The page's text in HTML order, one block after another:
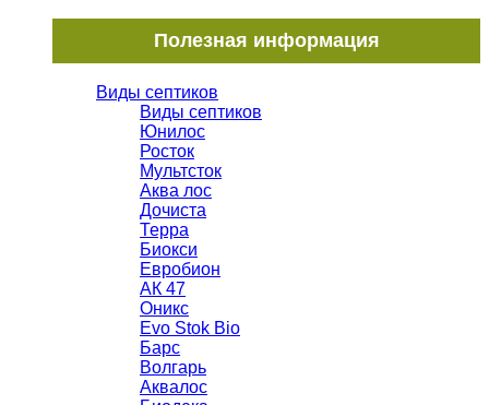
Полезная информация
Виды септиков
Виды септиков
Юнилос
Росток
Мультсток
Аква лос
Дочиста
Терра
Биокси
Евробион
АК 47
Оникс
Evo Stok Bio
Барс
Волгарь
Аквалос